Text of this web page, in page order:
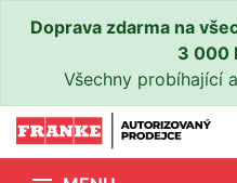
Doprava zdarma na
3 000
Všechny probíhající